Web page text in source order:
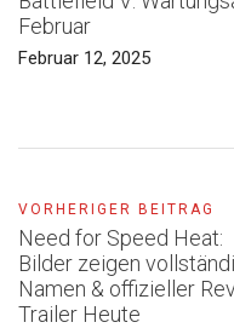
Februar
Februar 12, 2025
VORHERIGER BEITRAG
Need for Speed Heat:
Bilder zeigen
Namen & offizieller
Trailer Heute